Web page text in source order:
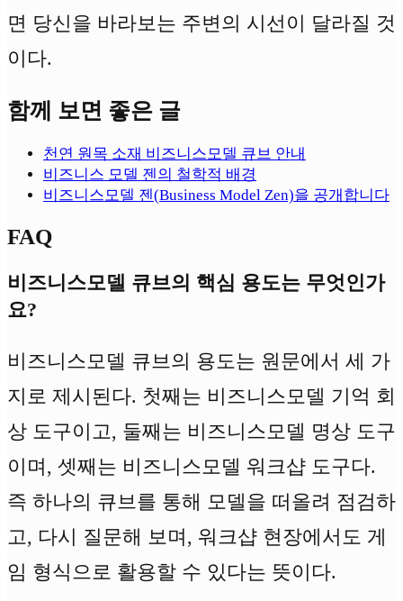
면 당신을 바라보는 주변의 시선이 달라질 것
이다.
함께 보면 좋은 글
천연 원목 소재 비즈니스모델 큐브 안내
비즈니스 모델 젠의 철학적 배경
비즈니스모델 젠(Business Model Zen)을 공개합니다
FAQ
비즈니스모델 큐브의 핵심 용도는 무엇인가
요?
비즈니스모델 큐브의 용도는 원문에서 세 가
지로 제시된다. 첫째는 비즈니스모델 기억 회
상 도구이고, 둘째는 비즈니스모델 명상 도구
이며, 셋째는 비즈니스모델 워크샵 도구다.
즉 하나의 큐브를 통해 모델을 떠올려 점검하
고, 다시 질문해 보며, 워크샵 현장에서도 게
임 형식으로 활용할 수 있다는 뜻이다.